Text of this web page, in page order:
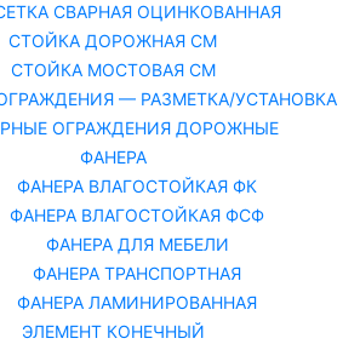
СВАРНАЯ ОЦИНКОВАННАЯ
СТОЙКА ДОРОЖНАЯ СМ
СТОЙКА МОСТОВАЯ СМ
— РАЗМЕТКА/УСТАНОВКА
ОГРАЖДЕНИЯ ДОРОЖНЫЕ
ФАНЕРА
ФАНЕРА ВЛАГОСТОЙКАЯ ФК
ФАНЕРА ВЛАГОСТОЙКАЯ ФСФ
ФАНЕРА ДЛЯ МЕБЕЛИ
ФАНЕРА ТРАНСПОРТНАЯ
ФАНЕРА ЛАМИНИРОВАННАЯ
ЭЛЕМЕНТ КОНЕЧНЫЙ